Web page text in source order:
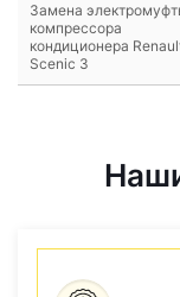
Замена
компрессора
кондиционера
Scenic 3